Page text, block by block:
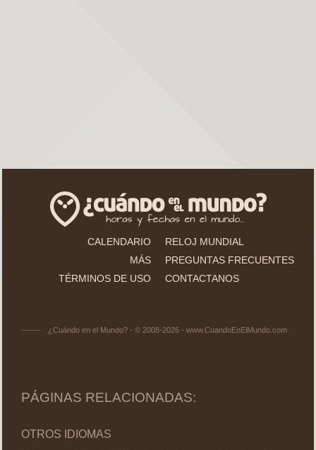
CALENDARIO
RELOJ MUNDIAL
MÁS
PREGUNTAS FRECUENTES
TÉRMINOS DE USO
CONTACTANOS
¿Cuándo en el Mundo? - © 2008-2026 - www.CuandoEnElMundo.com
PÁGINAS RELACIONADAS:
OTROS IDIOMAS